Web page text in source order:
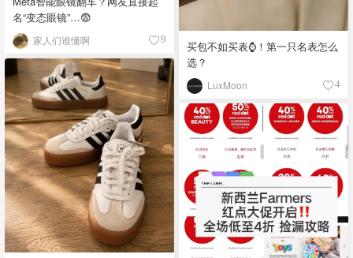
买包不如买表⌚️！第一只名表怎么
选？
LuxMoon 4
名“变态眼镜”…😨
家人们谁懂啊 9